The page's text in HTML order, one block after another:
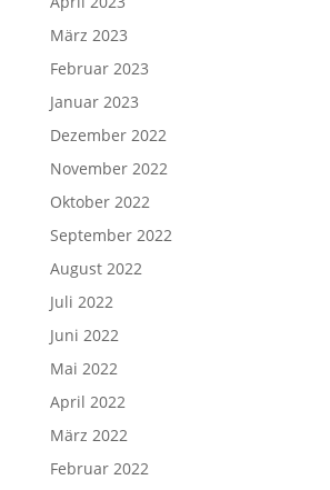
März 2023
Februar 2023
Januar 2023
Dezember 2022
November 2022
Oktober 2022
September 2022
August 2022
Juli 2022
Juni 2022
Mai 2022
April 2022
März 2022
Februar 2022